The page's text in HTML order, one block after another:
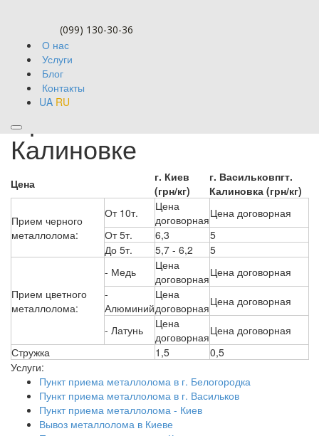
(099) 130-30-36
О нас
Услуги
Блог
Контакты
UA RU
Прием алюминия в
Калиновке
Цена
г. Киев
(грн/кг)
г. Васильковпгт.
Калиновка (грн/кг)
Прием черного
металлолома:
От 10т.
Цена
договорнаяЦена договорная
От 5т.
6,3
5
До 5т.
5,7 - 6,2 5
Прием цветного
металлолома:
- Медь
Цена
договорнаяЦена договорная
-
Алюминий
Цена
договорнаяЦена договорная
- Латунь
Цена
договорнаяЦена договорная
Стружка
1,5
0,5
Услуги:
Пункт приема металлолома в г. Белогородка
Пункт приема металлолома в г. Васильков
Пункт приема металлолома - Киев
Вывоз металлолома в Киеве